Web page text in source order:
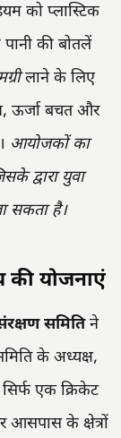
को प्लास्टिक
पानी की बोतलें
लाने के लिए
ऊर्जा बचत और
आयोजकों का
द्वारा युवा
सकता है।
की योजनाएं
समितिने
के अध्यक्ष,
एक क्रिकेट
के क्षेत्रों